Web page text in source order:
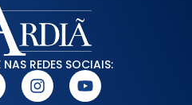
REDES SOCIAIS: